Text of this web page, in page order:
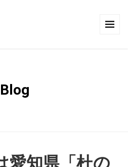
Blog
愛知県「杜の